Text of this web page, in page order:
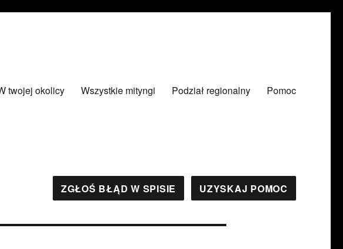
twojej okolicy Wszystkie mityngi Podział regionalny Pomoc
ZGŁOŚ BŁĄD W SPISIE UZYSKAJ POMOC